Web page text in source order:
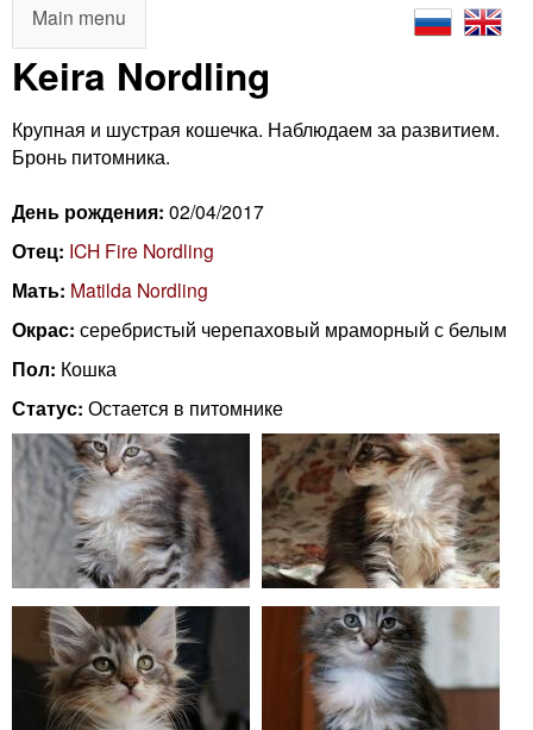
d
l
i
n
g
C
a
t
M
a
n
e
n
u
Main menu
Keira Nordling
Крупная и шустрая кошечка. Наблюдаем за развитием.
Бронь питомника.
День рождения: 02/04/2017
Отец: ICH Fire Nordling
Мать: Matilda Nordling
Окрас: серебристый черепаховый мраморный с белым
Пол: Кошка
Статус: Остается в питомнике